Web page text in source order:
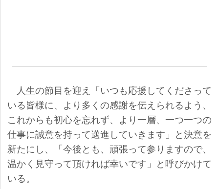
人生の節目を迎え「いつも応援してくださって
いる皆様に、より多くの感謝を伝えられるよう、
これからも初心を忘れず、より一層、一つ一つの
仕事に誠意を持って邁進していきます」と決意を
新たにし、「今後とも、頑張って参りますので、
温かく見守って頂ければ幸いです」と呼びかけて
いる。